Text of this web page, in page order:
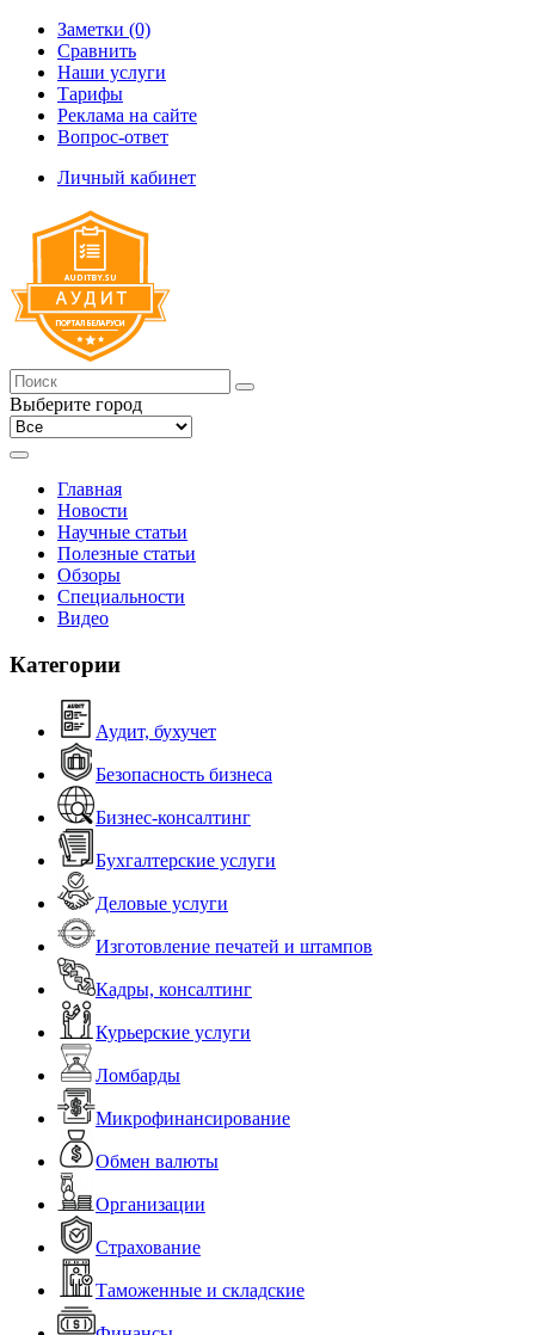
Заметки (0)
Сравнить
Наши услуги
Тарифы
Реклама на сайте
Вопрос-ответ
Личный кабинет
Выберите город
Главная
Новости
Научные статьи
Полезные статьи
Обзоры
Специальности
Видео
Категории
Аудит, бухучет
Безопасность бизнеса
Бизнес-консалтинг
Бухгалтерские услуги
Деловые услуги
Изготовление печатей и штампов
Кадры, консалтинг
Курьерские услуги
Ломбарды
Микрофинансирование
Обмен валюты
Организации
Страхование
Таможенные и складские